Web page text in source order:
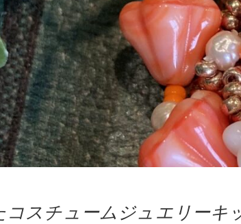
スチュームジュエリーキ